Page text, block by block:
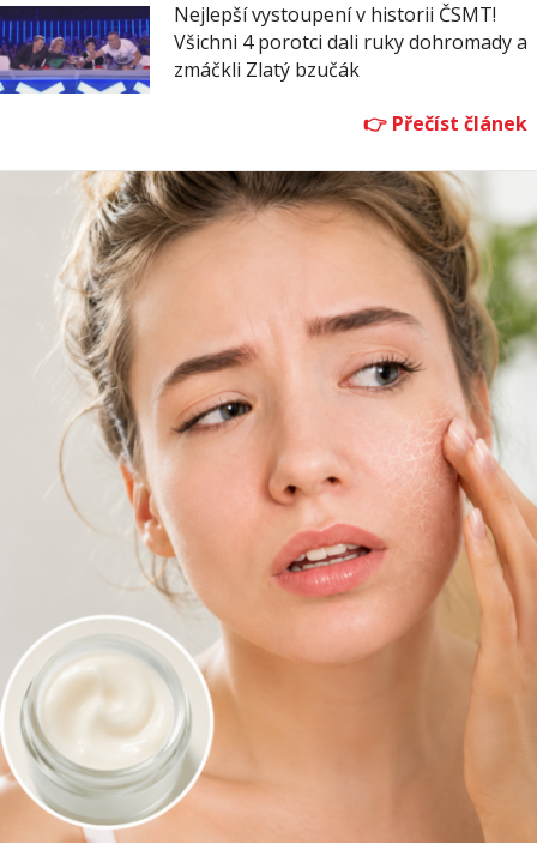
Nejlepší vystoupení v historii ČSMT!
Všichni 4 porotci dali ruky dohromady a
zmáčkli Zlatý bzučák